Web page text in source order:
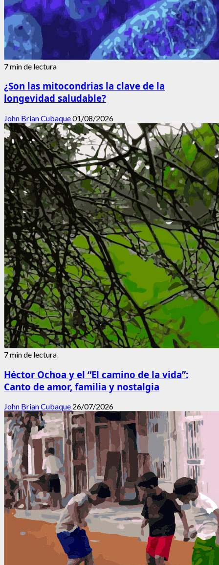
7 min de lectura
¿Son las mitocondrias la clave de la
longevidad saludable?
John Brian Cubaque01/08/2026
7 min de lectura
Héctor Ochoa y el “El camino de la vida”:
Canto de amor, familia y nostalgia
John Brian Cubaque 26/07/2026